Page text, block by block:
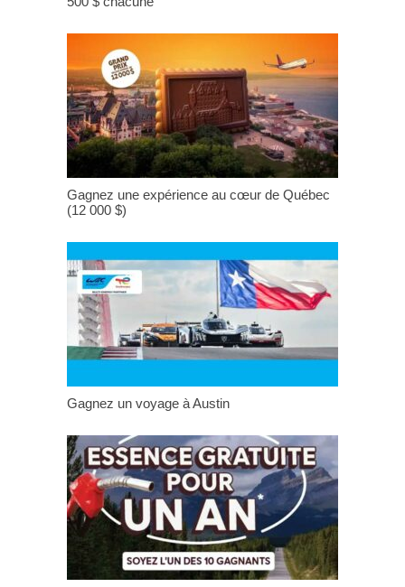
Gagnez une expérience au cœur de Québec
(12 000 $)
Gagnez un voyage à Austin